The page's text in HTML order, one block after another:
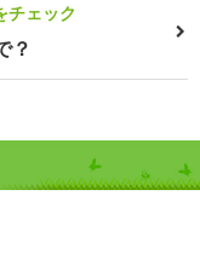
チェック
？